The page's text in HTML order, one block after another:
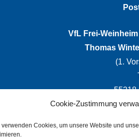
Cookie-Zustimmung
verwenden Cookies, um unsere Website und
VfL Frei-Weinheim
Thomas
(1.
55218